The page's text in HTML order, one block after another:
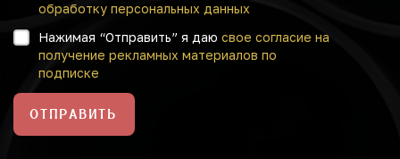
обработку персональных данных
Нажимая “Отправить” я даю свое согласие на
получение рекламных материалов по
подписке
ОТПРАВИТЬ